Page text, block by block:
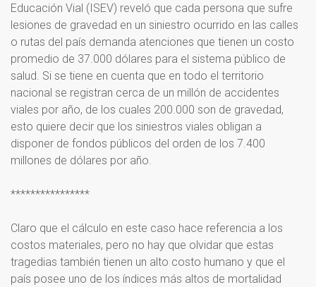
Educación Vial (ISEV) reveló que cada persona que sufre
lesiones de gravedad en un siniestro ocurrido en las calles
o rutas del país demanda atenciones que tienen un costo
promedio de 37.000 dólares para el sistema público de
salud. Si se tiene en cuenta que en todo el territorio
nacional se registran cerca de un millón de accidentes
viales por año, de los cuales 200.000 son de gravedad,
esto quiere decir que los siniestros viales obligan a
disponer de fondos públicos del orden de los 7.400
millones de dólares por año.
****************
Claro que el cálculo en este caso hace referencia a los
costos materiales, pero no hay que olvidar que estas
tragedias también tienen un alto costo humano y que el
país posee uno de los índices más altos de mortalidad